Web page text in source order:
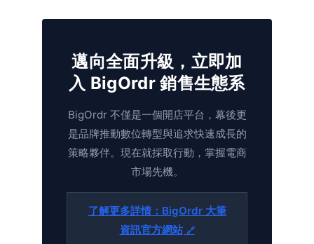
邁向全面升級，立即加
入 BigOrdr 銷售生態系
BigOrdr 不僅是一個開店平台，幕後更
是品牌推動數位轉型與追求快速成長的
策略夥伴。現在就採取行動，掌握電商
市場先機。
了解更多詳情：BigOrdr 大筆
資訊官方網站